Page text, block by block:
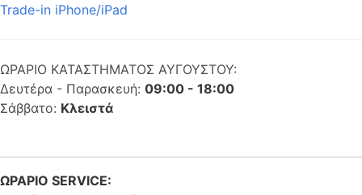
Trade-in iPhone/iPad
ΩΡΑΡΙΟ ΚΑΤΑΣΤΗΜΑΤΟΣ ΑΥΓΟΥΣΤΟΥ:
Δευτέρα - Παρασκευή: 09:00 - 18:00
Σάββατο: Κλειστά
ΩΡΑΡΙΟ SERVICE: